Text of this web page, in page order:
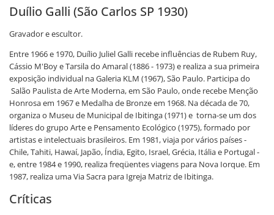
Duílio Galli (São Carlos SP 1930)
Gravador e escultor.
Entre 1966 e 1970, Duílio Juliel Galli recebe influências de Rubem Ruy,
Cássio M'Boy e Tarsila do Amaral (1886 - 1973) e realiza a sua primeira
exposição individual na Galeria KLM (1967), São Paulo. Participa do
Salão Paulista de Arte Moderna, em São Paulo, onde recebe Menção
Honrosa em 1967 e Medalha de Bronze em 1968. Na década de 70,
organiza o Museu de Municipal de Ibitinga (1971) e torna-se um dos
líderes do grupo Arte e Pensamento Ecológico (1975), formado por
artistas e intelectuais brasileiros. Em 1981, viaja por vários países -
Chile, Tahiti, Hawaí, Japão, Índia, Egito, Israel, Grécia, Itália e Portugal -
e, entre 1984 e 1990, realiza freqüentes viagens para Nova Iorque. Em
1987, realiza uma Via Sacra para Igreja Matriz de Ibitinga.
Críticas